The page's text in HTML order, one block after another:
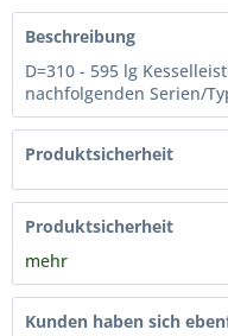
Beschreibung
D=310 - 595 lg
nachfolgenden Serien/
Produktsicherheit
Produktsicherheit
mehr
Kunden haben sich